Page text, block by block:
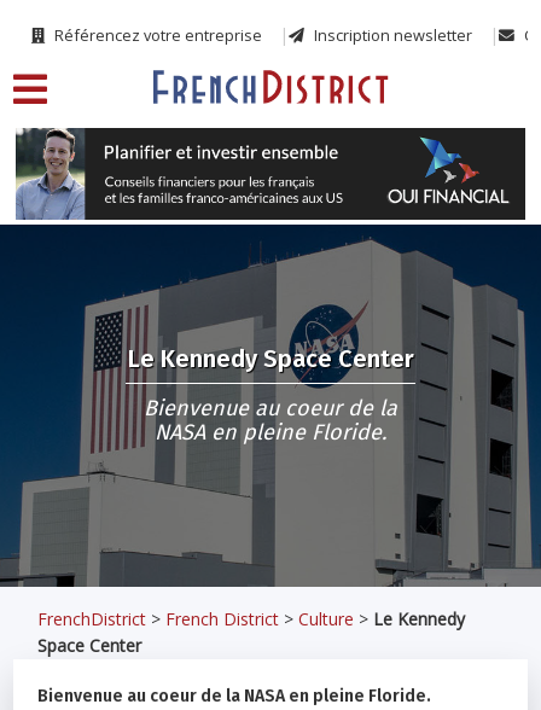
Référencez votre entreprise Inscription newsletter
Le Kennedy Space Center
Bienvenue au coeur de la
NASA en pleine Floride.
FrenchDistrict > French District >Culture > Le Kennedy
Space Center
Bienvenue au coeur de la NASA en pleine Floride.